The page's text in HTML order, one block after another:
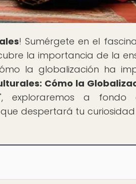
! Sumérgete en el
la importancia de la
la globalización ha
Cómo la
exploraremos a fondo
despertará tu